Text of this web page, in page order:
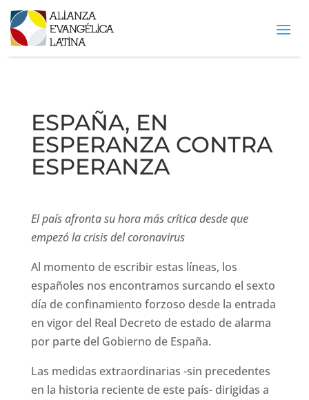
ESPAÑA, EN
ESPERANZA CONTRA
ESPERANZA
El país afronta su hora más crítica desde que
empezó la crisis del coronavirus
Al momento de escribir estas líneas, los
españoles nos encontramos surcando el sexto
día de confinamiento forzoso desde la entrada
en vigor del Real Decreto de estado de alarma
por parte del Gobierno de España.
Las medidas extraordinarias -sin precedentes
en la historia reciente de este país- dirigidas a